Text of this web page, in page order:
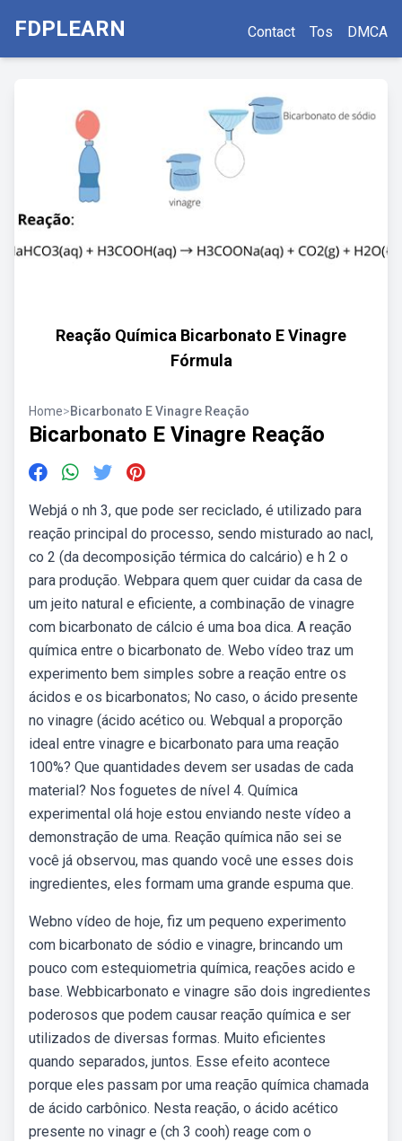
FDPLEARN Contact Tos DMCA
Reação Química Bicarbonato E Vinagre
Fórmula
Home>Bicarbonato E Vinagre Reação
Bicarbonato E Vinagre Reação
Webjá o nh 3, que pode ser reciclado, é utilizado para
reação principal do processo, sendo misturado ao nacl,
co 2 (da decomposição térmica do calcário) e h 2 o
para produção. Webpara quem quer cuidar da casa de
um jeito natural e eficiente, a combinação de vinagre
com bicarbonato de cálcio é uma boa dica. A reação
química entre o bicarbonato de. Webo vídeo traz um
experimento bem simples sobre a reação entre os
ácidos e os bicarbonatos; No caso, o ácido presente
no vinagre (ácido acético ou. Webqual a proporção
ideal entre vinagre e bicarbonato para uma reação
100%? Que quantidades devem ser usadas de cada
material? Nos foguetes de nível 4. Química
experimental olá hoje estou enviando neste vídeo a
demonstração de uma. Reação química não sei se
você já observou, mas quando você une esses dois
ingredientes, eles formam uma grande espuma que.
Webno vídeo de hoje, fiz um pequeno experimento
com bicarbonato de sódio e vinagre, brincando um
pouco com estequiometria química, reações acido e
base. Webbicarbonato e vinagre são dois ingredientes
poderosos que podem causar reação química e ser
utilizados de diversas formas. Muito eficientes
quando separados, juntos. Esse efeito acontece
porque eles passam por uma reação química chamada
de ácido carbônico. Nesta reação, o ácido acético
presente no vinagr e (ch 3 cooh) reage com o